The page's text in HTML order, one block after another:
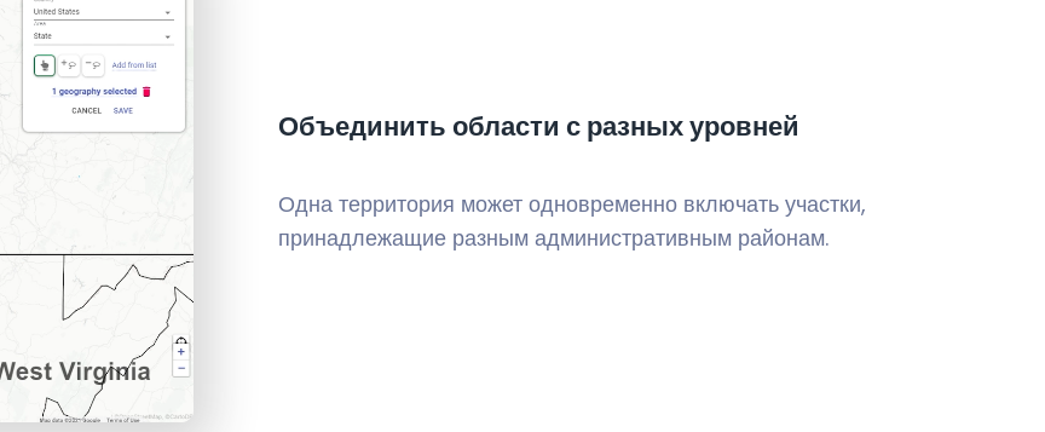
Объединить области с разных уровней
Одна территория может одновременно включать участки,
принадлежащие разным административным районам.